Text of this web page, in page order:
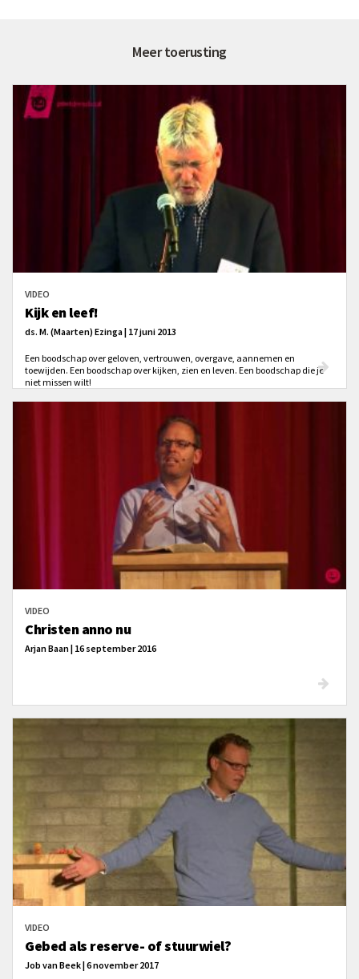
Meer toerusting
VIDEO
Kijk en leef!
ds. M. (Maarten) Ezinga | 17 juni 2013
Een boodschap over geloven, vertrouwen, overgave, aannemen en
toewijden. Een boodschap over kijken, zien en leven. Een boodschap die je
niet missen wilt!
VIDEO
Christen anno nu
Arjan Baan | 16 september 2016
VIDEO
Gebed als reserve- of stuurwiel?
Job van Beek | 6 november 2017